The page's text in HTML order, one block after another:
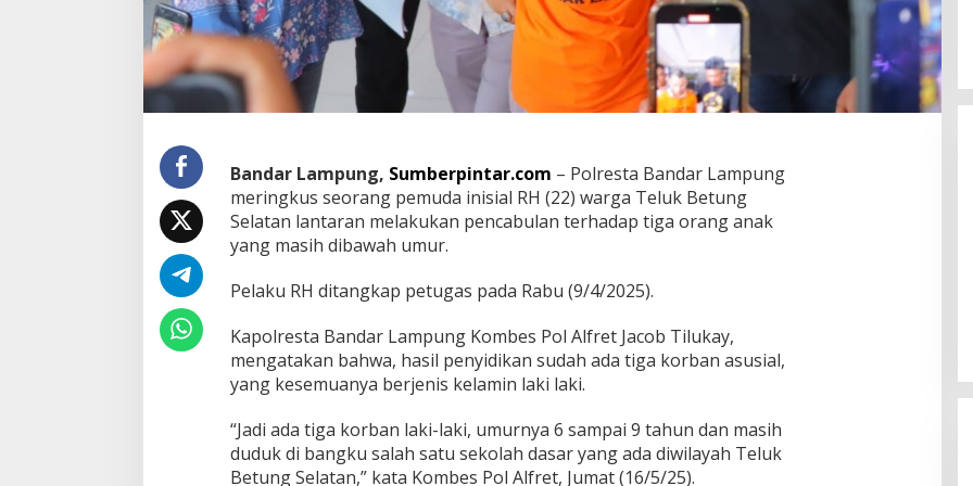
i
T
a
s
w
a
S
D
Bandar Lampung, Sumberpintar.com – Polresta Bandar Lampung
meringkus seorang pemuda inisial RH (22) warga Teluk Betung
Selatan lantaran melakukan pencabulan terhadap tiga orang anak
yang masih dibawah umur.
Pelaku RH ditangkap petugas pada Rabu (9/4/2025).
Kapolresta Bandar Lampung Kombes Pol Alfret Jacob Tilukay,
mengatakan bahwa, hasil penyidikan sudah ada tiga korban asusial,
yang kesemuanya berjenis kelamin laki laki.
“Jadi ada tiga korban laki-laki, umurnya 6 sampai 9 tahun dan masih
duduk di bangku salah satu sekolah dasar yang ada diwilayah Teluk
Betung Selatan,” kata Kombes Pol Alfret, Jumat (16/5/25).
Perumnas Way Kandis